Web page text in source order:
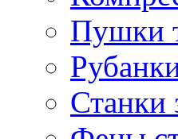
Пушки
Станки